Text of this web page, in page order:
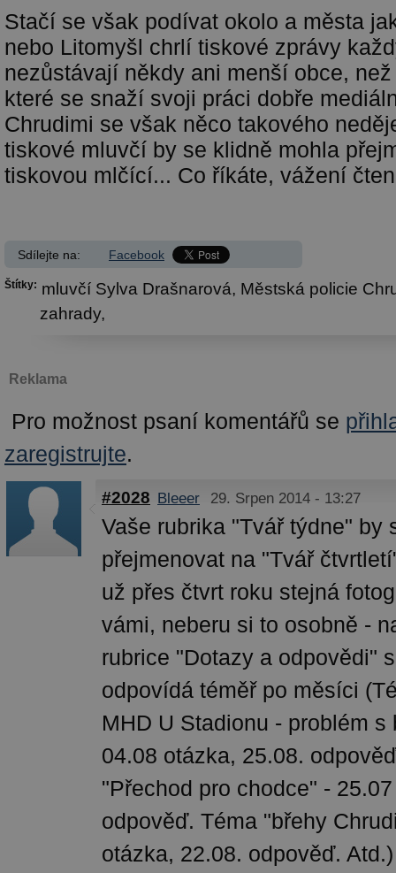
Stačí se však podívat okolo a města
nebo Litomyšl chrlí tiskové zprávy
nezůstávají někdy ani menší obce,
které se snaží svoji práci dobře
Chrudimi se však něco takového
tiskové mluvčí by se klidně mohla
tiskovou mlčící... Co říkáte, vážení
Sdílejte na: Facebook
Štítky: mluvčí Sylva Drašnarová, Městská policie
zahrady,
Reklama
Pro možnost psaní komentářů se
zaregistrujte.
#2028 Bleeer 29. Srpen 2014 - 13:27
Vaše rubrika "Tvář týdne" by
přejmenovat na "Tvář
už přes čtvrt roku stejná
vámi, neberu si to osobně -
rubrice "Dotazy a odpovědi"
odpovídá téměř po měsíci
MHD U Stadionu - problém s
04.08 otázka, 25.08.
"Přechod pro chodce" -
odpověď. Téma "břehy
otázka, 22.08. odpověď.